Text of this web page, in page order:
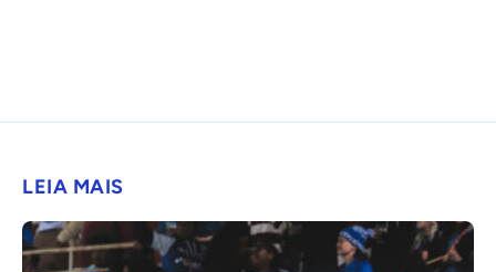
LEIA MAIS